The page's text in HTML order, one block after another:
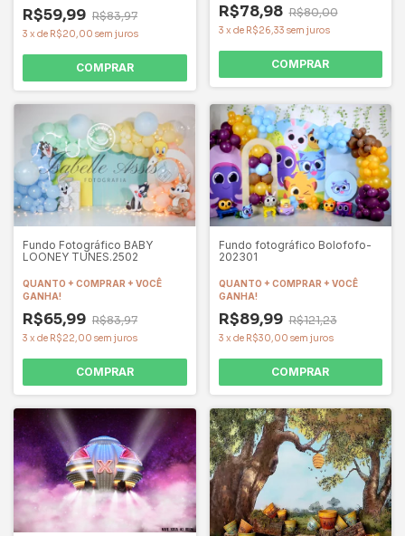
R$59,99 R$83,97
3 x de R$20,00 sem juros
COMPRAR
R$78,98 R$80,00
3 x de R$26,33 sem juros
COMPRAR
Fundo Fotográfico BABY
LOONEY TUNES.2502
QUANTO + COMPRAR + VOCÊ
GANHA!
R$65,99 R$83,97
3 x de R$22,00 sem juros
COMPRAR
Fundo fotográfico Bolofofo-
202301
QUANTO + COMPRAR + VOCÊ
GANHA!
R$89,99 R$121,23
3 x de R$30,00 sem juros
COMPRAR